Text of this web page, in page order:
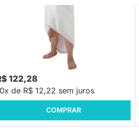
Toalha de Bebê com Capuz Comfort
Power Rosa - 80x100cm
122,28
de R$ 12,22 sem juros
COMPRAR